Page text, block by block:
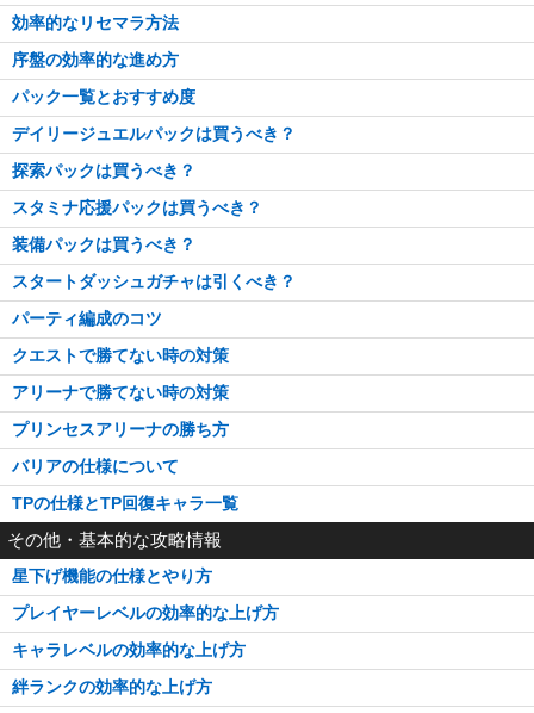
効率的なリセマラ方法
序盤の効率的な進め方
パック一覧とおすすめ度
デイリージュエルパックは買うべき？
探索パックは買うべき？
スタミナ応援パックは買うべき？
装備パックは買うべき？
スタートダッシュガチャは引くべき？
パーティ編成のコツ
クエストで勝てない時の対策
アリーナで勝てない時の対策
プリンセスアリーナの勝ち方
バリアの仕様について
TPの仕様とTP回復キャラ一覧
その他・基本的な攻略情報
星下げ機能の仕様とやり方
プレイヤーレベルの効率的な上げ方
キャラレベルの効率的な上げ方
絆ランクの効率的な上げ方